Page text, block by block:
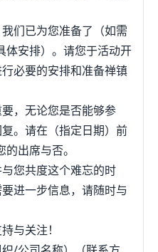
们已为您准备了（如需
体安排）。请您于活动开
必要的安排和准备禅镇
，无论您是否能够参
。请在（指定日期）前
出席与否。
您共度这个难忘的时
进一步信息，请随时与
与关注！